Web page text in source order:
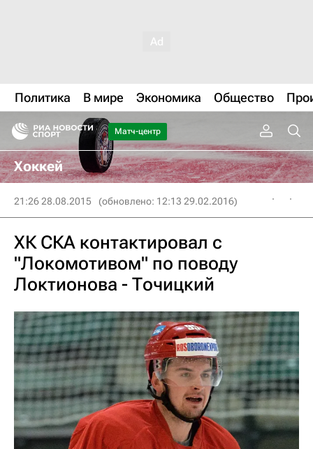
Политика В мире Экономика Общество
Матч-центр
Хоккей
21:26 28.08.2015 (обновлено: 12:13 29.02.2016)
ХК СКА контактировал с
"Локомотивом" по поводу
Локтионова - Точицкий